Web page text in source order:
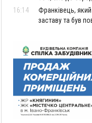
16:14
Франківець,
заставу та був
поліції про
пенсію
14:59
У Болгарії
виготовляв
синдикату
14:47
Стефанішина
обирають